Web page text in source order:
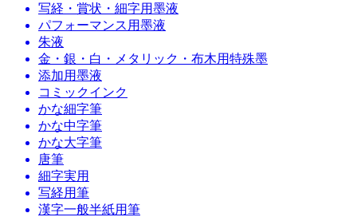
写経・賞状・細字用墨液
パフォーマンス用墨液
朱液
金・銀・白・メタリック・布木用特殊墨
添加用墨液
コミックインク
かな細字筆
かな中字筆
かな大字筆
唐筆
細字実用
写経用筆
漢字一般半紙用筆